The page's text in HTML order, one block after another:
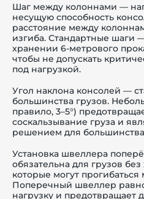
Шаг между колоннами —
несущую способность
расстояние между
изгиба. Стандартные шаги
хранении 6-метрового
чтобы не допускать
под нагрузкой.
Угол наклона консолей —
большинства грузов.
правило, 3–5°)
соскальзывание груза и
решением для
Установка швеллера
обязательна для грузов
которые могут
Поперечный швеллер
нагрузку и